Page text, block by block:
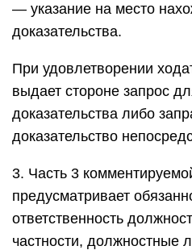
— указание на место
доказательства.
При удовлетворении
выдает стороне запрос
доказательства либо
доказательство
3. Часть 3
предусматривает
ответственность
частности, должностные